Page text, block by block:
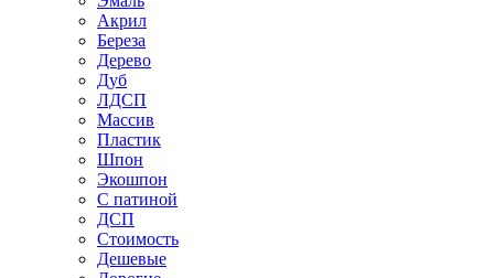
Акрил
Береза
Дерево
Дуб
ЛДСП
Массив
Пластик
Шпон
Экошпон
С патиной
ДСП
Стоимость
Дешевые